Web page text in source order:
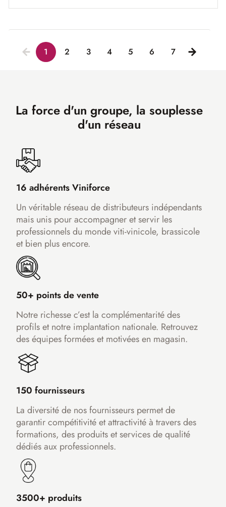
1 2 3 4 5 6 7
La force d'un groupe, la souplesse
d'un réseau
16 adhérents Viniforce
Un véritable réseau de distributeurs indépendants
mais unis pour accompagner et servir les
professionnels du monde viti-vinicole, brassicole
et bien plus encore.
50+ points de vente
Notre richesse c’est la complémentarité des
profils et notre implantation nationale. Retrouvez
des équipes formées et motivées en magasin.
150 fournisseurs
La diversité de nos fournisseurs permet de
garantir compétitivité et attractivité à travers des
formations, des produits et services de qualité
dédiés aux professionnels.
3500+ produits